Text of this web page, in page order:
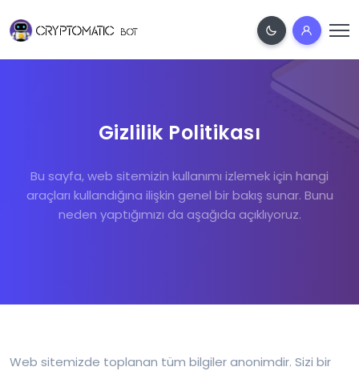
Gizlilik Politikası
Bu sayfa, web sitemizin kullanımı izlemek için hangi
araçları kullandığına ilişkin genel bir bakış sunar. Bunu
neden yaptığımızı da aşağıda açıklıyoruz.
Web sitemizde toplanan tüm bilgiler anonimdir. Sizi bir